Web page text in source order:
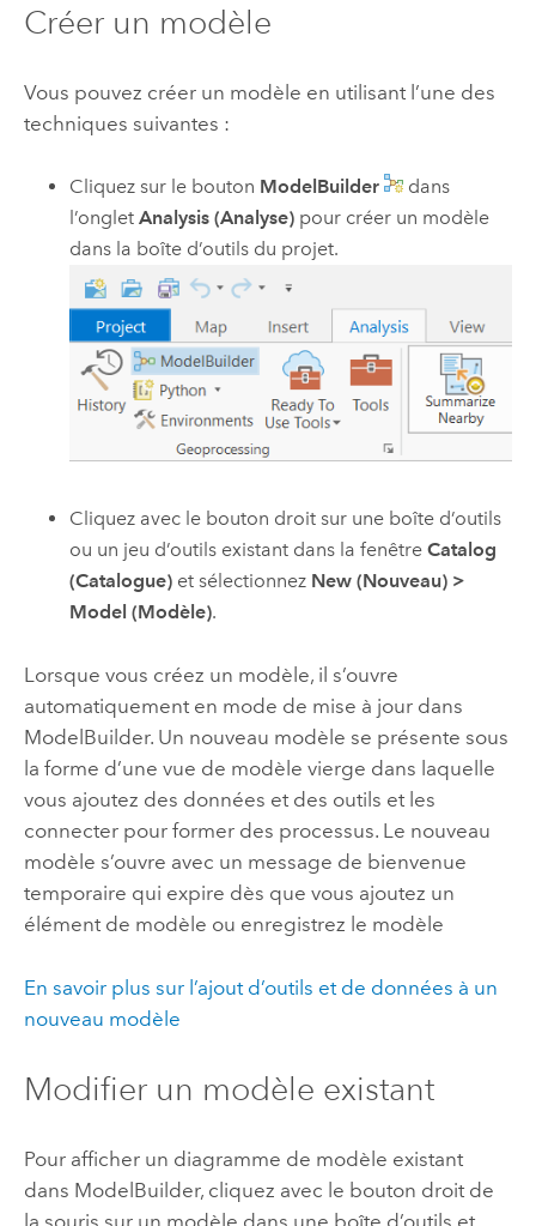
Créer un modèle
Vous pouvez créer un modèle en utilisant l’une des
techniques suivantes :
Cliquez sur le bouton ModelBuilder
dans
l’ongletAnalysis (Analyse) pour créer un modèle
dans la boîte d’outils du projet.
Cliquez avec le bouton droit sur une boîte d’outils
ou un jeu d’outils existant dans la fenêtreCatalog
(Catalogue) et sélectionnez New (Nouveau) >
Model (Modèle).
Lorsque vous créez un modèle, il s’ouvre
automatiquement en mode de mise à jour dans
ModelBuilder. Un nouveau modèle se présente sous
la forme d’une vue de modèle vierge dans laquelle
vous ajoutez des données et des outils et les
connecter pour former des processus. Le nouveau
modèle s’ouvre avec un message de bienvenue
temporaire qui expire dès que vous ajoutez un
élément de modèle ou enregistrez le modèle
En savoir plus sur l’ajout d’outils et de données à un
nouveau modèle
Modifier un modèle existant
Pour afficher un diagramme de modèle existant
dans ModelBuilder, cliquez avec le bouton droit de